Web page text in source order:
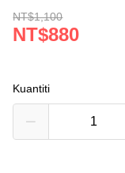
NT$1,100
NT$880
Kuantiti